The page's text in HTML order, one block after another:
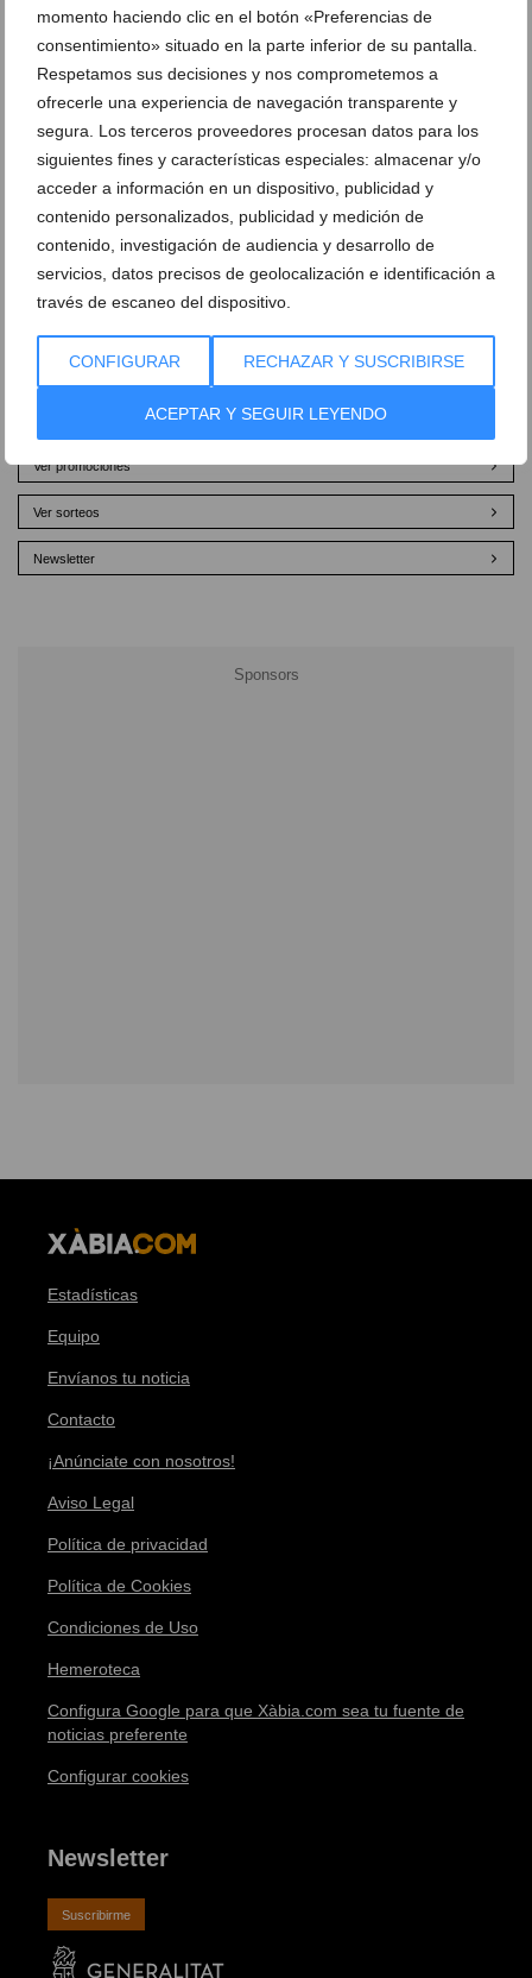
momento haciendo clic en el botón «Preferencias de
consentimiento» situado en la parte inferior de su pantalla.
Respetamos sus decisiones y nos comprometemos a
ofrecerle una experiencia de navegación transparente y
segura. Los terceros proveedores procesan datos para los
siguientes fines y características especiales: almacenar y/o
acceder a información en un dispositivo, publicidad y
contenido personalizados, publicidad y medición de
contenido, investigación de audiencia y desarrollo de
servicios, datos precisos de geolocalización e identificación a
través de escaneo del dispositivo.
CONFIGURAR RECHAZAR Y SUSCRIBIRSE
ACEPTAR Y SEGUIR LEYENDO
Ver promociones
Ver sorteos
Newsletter
Estadísticas
Equipo
Envíanos tu noticia
Contacto
¡Anúnciate con nosotros!
Aviso Legal
Política de privacidad
Política de Cookies
Condiciones de Uso
Hemeroteca
Configura Google para que Xàbia.com sea tu fuente de
noticias preferente
Configurar cookies
Newsletter
Suscribirme